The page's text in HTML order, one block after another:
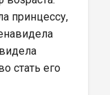
принцессу,
стать его